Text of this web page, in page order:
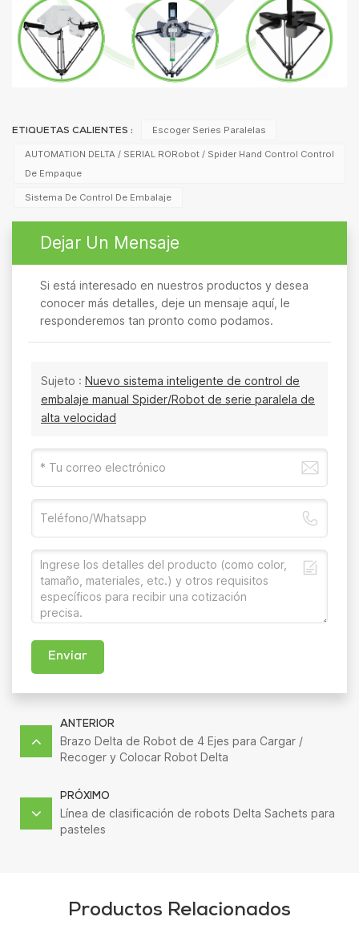
ETIQUETAS CALIENTES : Escoger Series Paralelas
AUTOMATION DELTA / SERIAL RORobot / Spider Hand Control Control
De Empaque
Sistema De Control De Embalaje
Dejar Un Mensaje
Si está interesado en nuestros productos y desea
conocer más detalles, deje un mensaje aquí, le
responderemos tan pronto como podamos.
Sujeto : Nuevo sistema inteligente de control de
embalaje manual Spider/Robot de serie paralela de
alta velocidad
Enviar
ANTERIOR
Brazo Delta de Robot de 4 Ejes para Cargar /
Recoger y Colocar Robot Delta
PRÓXIMO
Línea de clasificación de robots Delta Sachets para
pasteles
Productos Relacionados